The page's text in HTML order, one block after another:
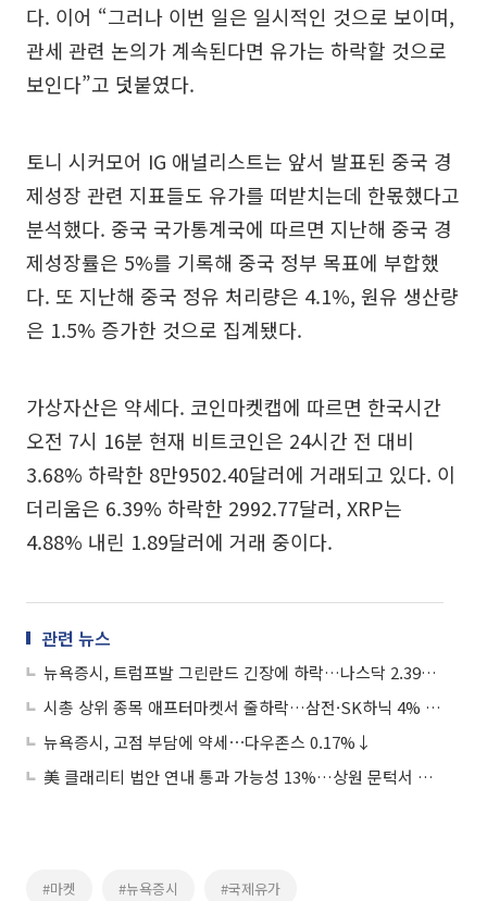
다. 이어 “그러나 이번 일은 일시적인 것으로 보이며,
관세 관련 논의가 계속된다면 유가는 하락할 것으로
보인다”고 덧붙였다.
토니 시커모어 IG 애널리스트는 앞서 발표된 중국 경
제성장 관련 지표들도 유가를 떠받치는데 한몫했다고
분석했다. 중국 국가통계국에 따르면 지난해 중국 경
제성장률은 5%를 기록해 중국 정부 목표에 부합했
다. 또 지난해 중국 정유 처리량은 4.1%, 원유 생산량
은 1.5% 증가한 것으로 집계됐다.
가상자산은 약세다. 코인마켓캡에 따르면 한국시간
오전 7시 16분 현재 비트코인은 24시간 전 대비
3.68% 하락한 8만9502.40달러에 거래되고 있다. 이
더리움은 6.39% 하락한 2992.77달러, XRP는
4.88% 내린 1.89달러에 거래 중이다.
관련 뉴스
뉴욕증시, 트럼프발 그린란드 긴장에 하락…나스닥 2.39%↓
시총 상위 종목 애프터마켓서 줄하락…삼전·SK하닉 4% 하락
뉴욕증시, 고점 부담에 약세⋯다우존스 0.17%↓
美 클래리티 법안 연내 통과 가능성 13%…상원 문턱서 제동
#마켓 #뉴욕증시 #국제유가